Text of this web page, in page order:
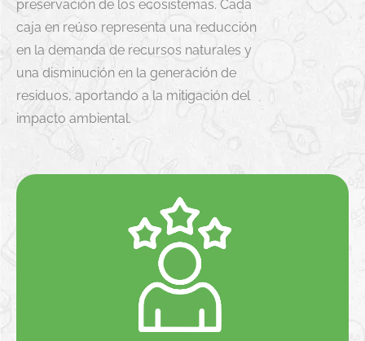
preservación de los ecosistemas. Cada
caja en reúso representa una reducción
en la demanda de recursos naturales y
una disminución en la generación de
residuos, aportando a la mitigación del
impacto ambiental.